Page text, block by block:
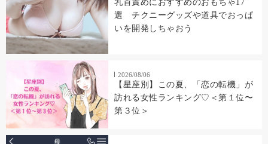
乳首責めにおすすめのおもちゃ17
選 チクニーグッズや道具でおっぱ
いを開発しちゃおう
2026/08/06
【星座別】この夏、「恋の転機」が
訪れる女性ランキング♡＜第１位〜
第３位＞